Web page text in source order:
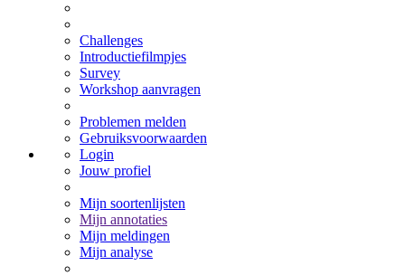
Challenges
Introductiefilmpjes
Survey
Workshop aanvragen
Problemen melden
Gebruiksvoorwaarden
Login
Jouw profiel
Mijn soortenlijsten
Mijn annotaties
Mijn meldingen
Mijn analyse